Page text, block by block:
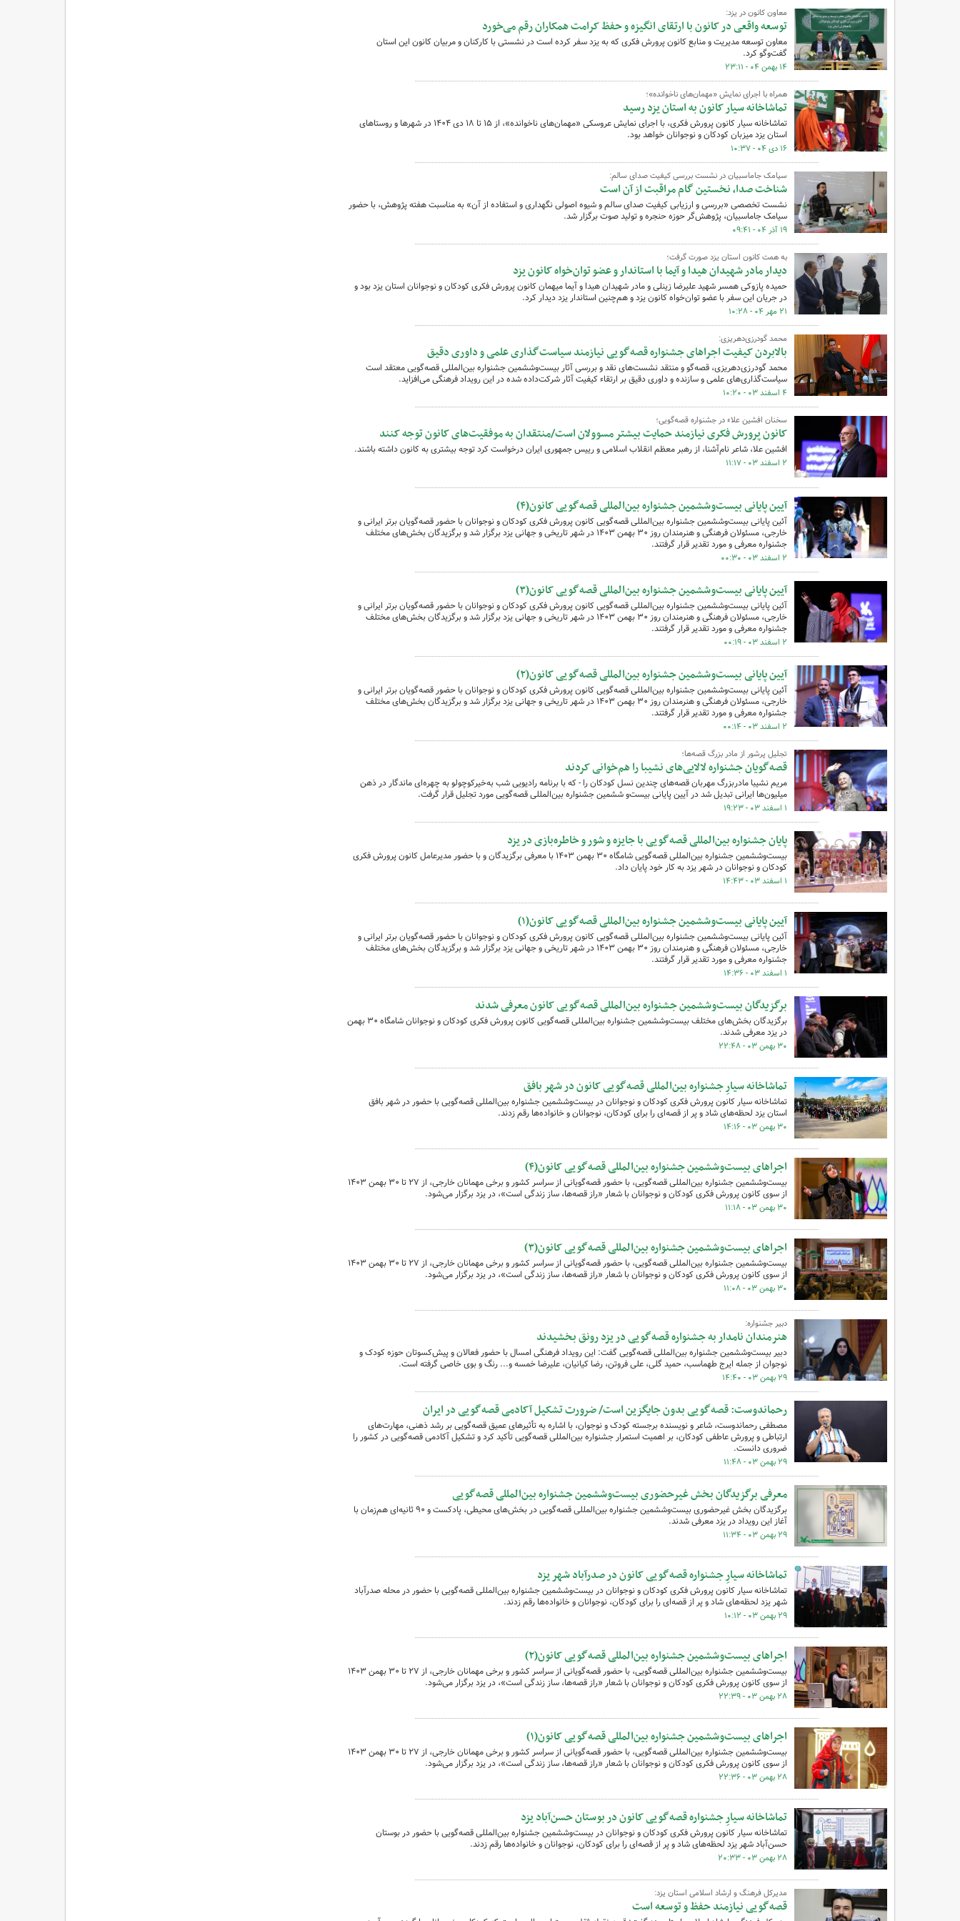
معاون کانون در یزد:
توسعه واقعی در کانون با ارتقای انگیزه و حفظ کرامت همکاران رقم می‌خورد
معاون توسعه مدیریت و منابع کانون پرورش فکری که به یزد سفر کرده است در نشستی با کارکنان و مربیان کانون این استان
گفت‌وگو کرد.
۱۴ بهمن ۰۴ - ۲۳:۱۱
همراه با اجرای نمایش «مهمان‌های ناخوانده»؛
تماشاخانه سیار کانون به استان یزد رسید
تماشاخانه سیار کانون پرورش فکری، با اجرای نمایش عروسکی «مهمان‌های ناخوانده»، از ۱۵ تا ۱۸ دی ۱۴۰۴ در شهرها و روستاهای
استان یزد میزبان کودکان و نوجوانان خواهد بود.
۱۶ دی ۰۴ - ۱۰:۳۷
سیامک جاماسبیان در نشست بررسی کیفیت صدای سالم:
شناخت صدا، نخستین گام مراقبت از آن است
نشست تخصصی «بررسی و ارزیابی کیفیت صدای سالم و شیوه اصولی نگهداری و استفاده از آن» به مناسبت هفته پژوهش، با حضور
سیامک جاماسبیان، پژوهش‌گر حوزه حنجره و تولید صوت برگزار شد.
۱۹ آذر ۰۴ - ۰۹:۴۱
به همت کانون استان یزد صورت گرفت؛
دیدار مادر شهیدان هیدا و آیما با استاندار و عضو توان‌خواه کانون یزد
حمیده پازوکی همسر شهید علیرضا زینلی و مادر شهیدان هیدا و آیما میهمان کانون پرورش فکری کودکان و نوجوانان استان یزد بود و
در جریان این سفر با عضو توان‌خواه کانون یزد و هم‌چنین استاندار یزد دیدار کرد.
۲۱ مهر ۰۴ - ۱۰:۲۸
محمد گودرزی‌دهریزی:
بالابردن کیفیت اجراهای جشنواره قصه‌گویی نیازمند سیاست‌گذاری علمی و داوری دقیق
محمد گودرزی‌دهریزی، قصه‌گو و منتقد نشست‌های نقد و بررسی آثار بیست‌وششمین جشنواره بین‌المللی قصه‌گویی معتقد است
سیاست‌گذاری‌های علمی و سازنده و داوری دقیق بر ارتقاء کیفیت آثار شرکت‌داده شده در این رویداد فرهنگی می‌افزاید.
۴ اسفند ۰۳ - ۱۰:۲۰
سخنان افشین علاء در جشنواره قصه‌گویی؛
کانون پرورش فکری نیازمند حمایت بیشتر مسوولان است/منتقدان به موفقیت‌های کانون توجه کنند
افشین علا، شاعر نام‌آشنا، از رهبر معظم انقلاب اسلامی و رییس جمهوری ایران درخواست کرد توجه بیشتری به کانون داشته باشند.
۲ اسفند ۰۳ - ۱۱:۱۷
آیین پایانی بیست‌وششمین جشنواره بین‌المللی قصه‌گویی کانون(۴)
آئین پایانی بیست‌وششمین جشنواره بین‌المللی قصه‌گویی کانون پرورش فکری کودکان و نوجوانان با حضور قصه‌گویان برتر ایرانی و
خارجی، مسئولان فرهنگی و هنرمندان روز ۳۰ بهمن ۱۴۰۳ در شهر تاریخی و جهانی یزد برگزار شد و برگزیدگان بخش‌های مختلف
جشنواره معرفی و مورد تقدیر قرار گرفتند.
۲ اسفند ۰۳ - ۰۰:۳۰
آیین پایانی بیست‌وششمین جشنواره بین‌المللی قصه‌گویی کانون(۳)
آئین پایانی بیست‌وششمین جشنواره بین‌المللی قصه‌گویی کانون پرورش فکری کودکان و نوجوانان با حضور قصه‌گویان برتر ایرانی و
خارجی، مسئولان فرهنگی و هنرمندان روز ۳۰ بهمن ۱۴۰۳ در شهر تاریخی و جهانی یزد برگزار شد و برگزیدگان بخش‌های مختلف
جشنواره معرفی و مورد تقدیر قرار گرفتند.
۲ اسفند ۰۳ - ۰۰:۱۹
آیین پایانی بیست‌وششمین جشنواره بین‌المللی قصه‌گویی کانون(۲)
آئین پایانی بیست‌وششمین جشنواره بین‌المللی قصه‌گویی کانون پرورش فکری کودکان و نوجوانان با حضور قصه‌گویان برتر ایرانی و
خارجی، مسئولان فرهنگی و هنرمندان روز ۳۰ بهمن ۱۴۰۳ در شهر تاریخی و جهانی یزد برگزار شد و برگزیدگان بخش‌های مختلف
جشنواره معرفی و مورد تقدیر قرار گرفتند.
۲ اسفند ۰۳ - ۰۰:۱۴
تجلیل پرشور از مادر بزرگ قصه‌ها؛
قصه‌گویان جشنواره لالایی‌های نشیبا را هم‌خوانی کردند
مریم نشیبا مادربزرگ مهربان قصه‌های چندین نسل کودکان را - که با برنامه رادیویی شب ‌به‌خیرکوچولو به چهره‌ای ماندگار در ذهن
میلیون‌ها ایرانی تبدیل شد در آیین پایانی بیست‌و ششمین جشنواره بین‌المللی قصه‌گویی مورد تجلیل قرار گرفت.
۱ اسفند ۰۳ - ۱۹:۲۳
پایان جشنواره بین‌المللی قصه‌گویی با جایزه و شور و خاطره‌بازی در یزد
بیست‌وششمین جشنواره بین‌المللی قصه‌گویی شامگاه ۳۰ بهمن ۱۴۰۳ با معرفی برگزیدگان و با حضور مدیرعامل کانون پرورش فکری
کودکان و نوجوانان در شهر یزد به کار خود پایان داد.
۱ اسفند ۰۳ - ۱۴:۴۳
آیین پایانی بیست‌وششمین جشنواره بین‌المللی قصه‌گویی کانون(۱)
آئین پایانی بیست‌وششمین جشنواره بین‌المللی قصه‌گویی کانون پرورش فکری کودکان و نوجوانان با حضور قصه‌گویان برتر ایرانی و
خارجی، مسئولان فرهنگی و هنرمندان روز ۳۰ بهمن ۱۴۰۳ در شهر تاریخی و جهانی یزد برگزار شد و برگزیدگان بخش‌های مختلف
جشنواره معرفی و مورد تقدیر قرار گرفتند.
۱ اسفند ۰۳ - ۱۴:۳۶
برگزیدگان بیست‌وششمین جشنواره بین‌المللی قصه‌گویی کانون معرفی شدند
برگزیدگان بخش‌های مختلف بیست‌وششمین جشنواره بین‌المللی قصه‌گویی کانون پرورش فکری کودکان و نوجوانان شامگاه ۳۰ بهمن
در یزد معرفی شدند.
۳۰ بهمن ۰۳ - ۲۲:۴۸
تماشاخانه سیارِ جشنواره بین‌المللی قصه‌گویی کانون در شهر بافق
تماشاخانه سیار کانون پرورش فکری کودکان و نوجوانان در بیست‌وششمین جشنواره بین‌المللی قصه‌گویی با حضور در شهر بافق
استان یزد لحظه‌های شاد و پر از قصه‌ای را برای کودکان، نوجوانان و خانواده‌ها رقم زدند.
۳۰ بهمن ۰۳ - ۱۴:۱۶
اجراهای بیست‌وششمین جشنواره بین‌المللی قصه‌گویی کانون(۴)
بیست‌وششمین جشنواره بین‌المللی قصه‌گویی، با حضور قصه‌گویانی از سراسر کشور و برخی مهمانان خارجی، از ۲۷ تا ۳۰ بهمن ۱۴۰۳
از سوی کانون پرورش فکری کودکان و نوجوانان با شعار «راز قصه‌ها، ساز زندگی است»، در یزد برگزار می‌شود.
۳۰ بهمن ۰۳ - ۱۱:۱۸
اجراهای بیست‌وششمین جشنواره بین‌المللی قصه‌گویی کانون(۳)
بیست‌وششمین جشنواره بین‌المللی قصه‌گویی، با حضور قصه‌گویانی از سراسر کشور و برخی مهمانان خارجی، از ۲۷ تا ۳۰ بهمن ۱۴۰۳
از سوی کانون پرورش فکری کودکان و نوجوانان با شعار «راز قصه‌ها، ساز زندگی است»، در یزد برگزار می‌شود.
۳۰ بهمن ۰۳ - ۱۱:۰۸
دبیر جشنواره:
هنرمندان نامدار به جشنواره قصه‌گویی در یزد رونق بخشیدند
دبیر بیست‌وششمین جشنواره بین‌المللی قصه‌گویی گفت: این رویداد فرهنگی امسال با حضور فعالان و پیش‌کسوتان حوزه کودک و
نوجوان از جمله ایرج طهماسب، حمید گلی، علی فروتن، رضا کیانیان، علیرضا خمسه و... رنگ و بوی خاصی گرفته است.
۲۹ بهمن ۰۳ - ۱۴:۴۰
رحماندوست: قصه‌گویی بدون جایگزین است/ ضرورت تشکیل آکادمی قصه‌گویی در ایران
مصطفی رحماندوست، شاعر و نویسنده برجسته کودک و نوجوان، با اشاره به تأثیرهای عمیق قصه‌گویی بر رشد ذهنی، مهارت‌های
ارتباطی و پرورش عاطفی کودکان، بر اهمیت استمرار جشنواره بین‌المللی قصه‌گویی تأکید کرد و تشکیل آکادمی قصه‌گویی در کشور را
ضروری دانست.
۲۹ بهمن ۰۳ - ۱۱:۴۸
معرفی برگزیدگان بخش غیرحضوری بیست‌وششمین جشنواره بین‌المللی قصه‌گویی
برگزیدگان بخش غیرحضوری بیست‌وششمین جشنواره بین‌المللی قصه‌گویی در بخش‌های محیطی، پادکست و ۹۰ ثانیه‌ای هم‌زمان با
آغاز این رویداد در یزد معرفی شدند.
۲۹ بهمن ۰۳ - ۱۱:۳۴
تماشاخانه سیارِ جشنواره قصه‌گویی کانون در صدرآباد شهر یزد
تماشاخانه سیار کانون پرورش فکری کودکان و نوجوانان در بیست‌وششمین جشنواره بین‌المللی قصه‌گویی با حضور در محله صدرآباد
شهر یزد لحظه‌های شاد و پر از قصه‌ای را برای کودکان، نوجوانان و خانواده‌ها رقم زدند.
۲۹ بهمن ۰۳ - ۱۰:۱۲
اجراهای بیست‌وششمین جشنواره بین‌المللی قصه‌گویی کانون(۲)
بیست‌وششمین جشنواره بین‌المللی قصه‌گویی، با حضور قصه‌گویانی از سراسر کشور و برخی مهمانان خارجی، از ۲۷ تا ۳۰ بهمن ۱۴۰۳
از سوی کانون پرورش فکری کودکان و نوجوانان با شعار «راز قصه‌ها، ساز زندگی است»، در یزد برگزار می‌شود.
۲۸ بهمن ۰۳ - ۲۲:۳۹
اجراهای بیست‌وششمین جشنواره بین‌المللی قصه‌گویی کانون(۱)
بیست‌وششمین جشنواره بین‌المللی قصه‌گویی، با حضور قصه‌گویانی از سراسر کشور و برخی مهمانان خارجی، از ۲۷ تا ۳۰ بهمن ۱۴۰۳
از سوی کانون پرورش فکری کودکان و نوجوانان با شعار «راز قصه‌ها، ساز زندگی است»، در یزد برگزار می‌شود.
۲۸ بهمن ۰۳ - ۲۲:۳۶
تماشاخانه سیارِ جشنواره قصه‌گویی کانون در بوستان حسن‌آباد یزد
تماشاخانه سیار کانون پرورش فکری کودکان و نوجوانان در بیست‌وششمین جشنواره بین‌المللی قصه‌گویی با حضور در بوستان
حسن‌آباد شهر یزد لحظه‌های شاد و پر از قصه‌ای را برای کودکان، نوجوانان و خانواده‌ها رقم زدند.
۲۸ بهمن ۰۳ - ۲۰:۳۳
مدیرکل فرهنگ و ارشاد اسلامی استان یزد:
قصه‌گویی نیازمند حفظ و توسعه است